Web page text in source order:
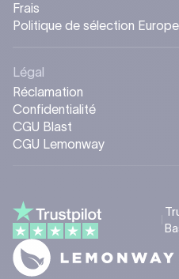
Frais
Politique de sélection
Légal
Réclamation
Confidentialité
CGU Blast
CGU Lemonway